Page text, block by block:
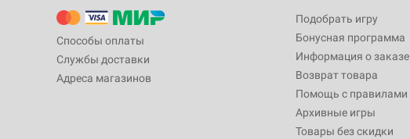
Способы оплаты
Службы доставки
Адреса магазинов
Подобрать игру
Бонусная программа
Информация о заказе
Возврат товара
Помощь с правилами
Архивные игры
Товары без скидки